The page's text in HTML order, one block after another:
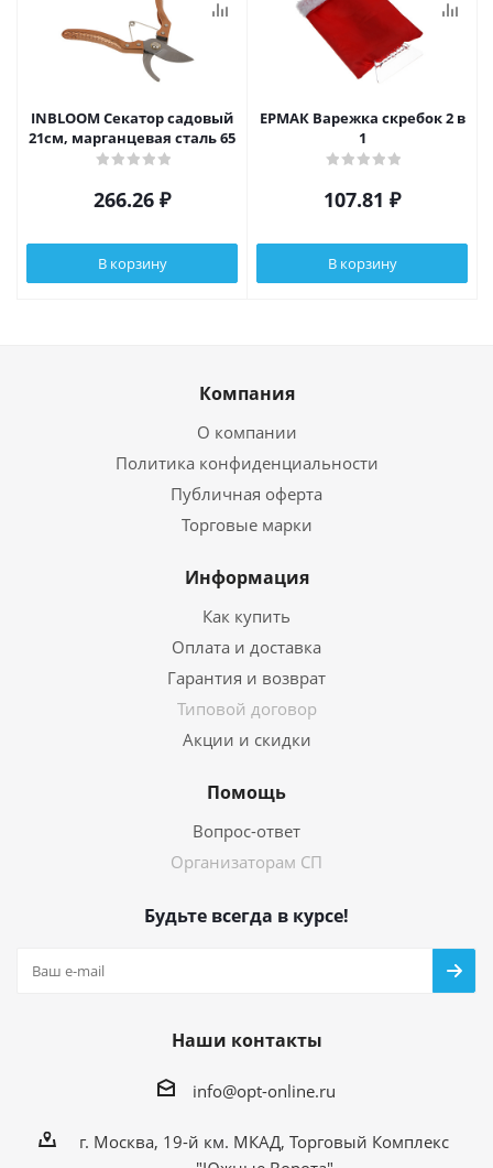
INBLOOM Секатор садовый
21см, марганцевая сталь 65
266.26 ₽
В корзину
ЕРМАК Варежка скребок 2 в
1
107.81 ₽
В корзину
Компания
О компании
Политика конфиденциальности
Публичная оферта
Торговые марки
Информация
Как купить
Оплата и доставка
Гарантия и возврат
Типовой договор
Акции и скидки
Помощь
Вопрос-ответ
Организаторам СП
Будьте всегда в курсе!
Наши контакты
info@opt-online.ru
г. Москва, 19-й км. МКАД, Торговый Комплекс